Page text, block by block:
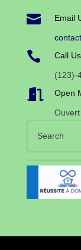
 Email
 Call Us
(123)-
 Open